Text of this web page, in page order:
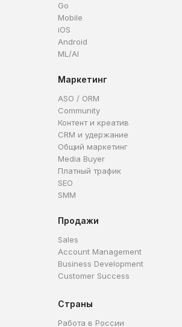
Go
Mobile
iOS
Android
ML/AI
Маркетинг
ASO / ORM
Community
Контент и креатив
CRM и удержание
Общий маркетинг
Media Buyer
Платный трафик
SEO
SMM
Продажи
Sales
Account Management
Business Development
Customer Success
Страны
Работа в России